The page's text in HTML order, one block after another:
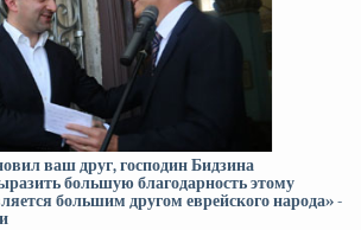
ваш друг, господин Бидзина
большую благодарность этому
большим другом еврейского народа» -